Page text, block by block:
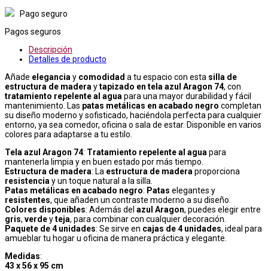
Pago seguro
Pagos seguros
Descripción
Detalles de producto
Añade elegancia y comodidad a tu espacio con esta silla de
estructura de madera ytapizado en tela azul Aragon 74, con
tratamiento repelente al agua para una mayor durabilidad y fácil
mantenimiento. Las patas metálicas en acabado negro completan
su diseño moderno y sofisticado, haciéndola perfecta para cualquier
entorno, ya sea comedor, oficina o sala de estar. Disponible en varios
colores para adaptarse a tu estilo.
Tela azul Aragon 74: Tratamiento repelente al agua para
mantenerla limpia y en buen estado por más tiempo.
Estructura de madera: La estructura de madera proporciona
resistencia y un toque natural a la silla.
Patas metálicas en acabado negro: Patas elegantes y
resistentes, que añaden un contraste moderno a su diseño.
Colores disponibles: Además del azul Aragon, puedes elegir entre
gris, verdeyteja, para combinar con cualquier decoración.
Paquete de 4 unidades: Se sirve en cajas de 4 unidades, ideal para
amueblar tu hogar u oficina de manera práctica y elegante.
Medidas:
43 x 56 x 95 cm